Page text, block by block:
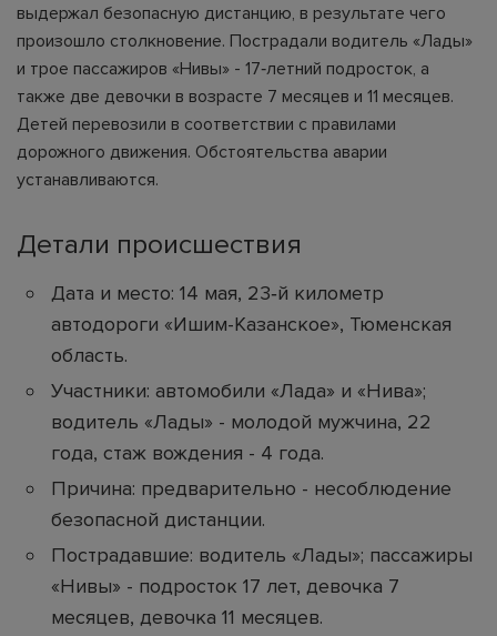
выдержал безопасную дистанцию, в результате чего
произошло столкновение. Пострадали водитель «Лады»
и трое пассажиров «Нивы» - 17‑летний подросток, а
также две девочки в возрасте 7 месяцев и 11 месяцев.
Детей перевозили в соответствии с правилами
дорожного движения. Обстоятельства аварии
устанавливаются.
Детали происшествия
Дата и место: 14 мая, 23‑й километр
автодороги «Ишим-Казанское», Тюменская
область.
Участники: автомобили «Лада» и «Нива»;
водитель «Лады» - молодой мужчина, 22
года, стаж вождения - 4 года.
Причина: предварительно - несоблюдение
безопасной дистанции.
Пострадавшие: водитель «Лады»; пассажиры
«Нивы» - подросток 17 лет, девочка 7
месяцев, девочка 11 месяцев.